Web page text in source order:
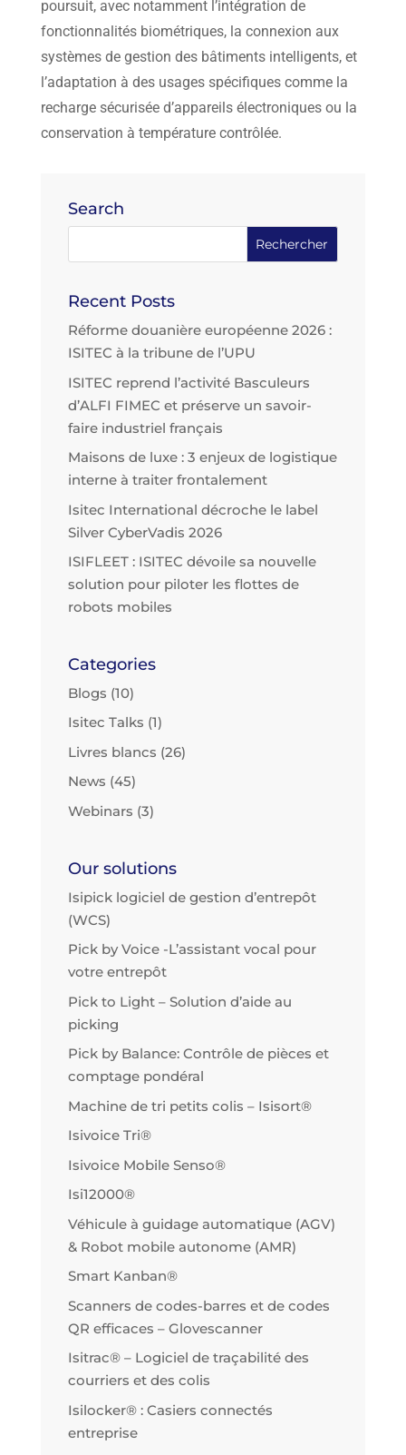
Search
Recent Posts
Réforme douanière européenne 2026 :
ISITEC à la tribune de l’UPU
ISITEC reprend l’activité Basculeurs
d’ALFI FIMEC et préserve un savoir-
faire industriel français
Maisons de luxe : 3 enjeux de logistique
interne à traiter frontalement
Isitec International décroche le label
Silver CyberVadis 2026
ISIFLEET : ISITEC dévoile sa nouvelle
solution pour piloter les flottes de
robots mobiles
Categories
Blogs (10)
Isitec Talks (1)
Livres blancs (26)
News (45)
Webinars (3)
Our solutions
Isipick logiciel de gestion d’entrepôt
(WCS)
Pick by Voice -L’assistant vocal pour
votre entrepôt
Pick to Light – Solution d’aide au
picking
Pick by Balance: Contrôle de pièces et
comptage pondéral
Machine de tri petits colis – Isisort®
Isivoice Tri®
Isivoice Mobile Senso®
Isi12000®
Véhicule à guidage automatique (AGV)
& Robot mobile autonome (AMR)
Smart Kanban®
Scanners de codes-barres et de codes
QR efficaces – Glovescanner
Isitrac® – Logiciel de traçabilité des
courriers et des colis
Isilocker® : Casiers connectés
entreprise
poursuit, avec notamment l’intégration de
fonctionnalités biométriques, la connexion aux
systèmes de gestion des bâtiments intelligents, et
l’adaptation à des usages spécifiques comme la
recharge sécurisée d’appareils électroniques ou la
conservation à température contrôlée.